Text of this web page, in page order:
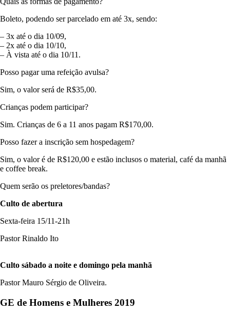
Boleto, podendo ser parcelado em até 3x, sendo:
– 3x até o dia 10/09,
– 2x até o dia 10/10,
– À vista até o dia 10/11.
Posso pagar uma refeição avulsa?
Sim, o valor será de R$35,00.
Crianças podem participar?
Sim. Crianças de 6 a 11 anos pagam R$170,00.
Posso fazer a inscrição sem hospedagem?
Sim, o valor é de R$120,00 e estão inclusos o material, café da manhã
e coffee break.
Quem serão os preletores/bandas?
Culto de abertura
Sexta-feira 15/11-21h
Pastor Rinaldo Ito
Culto sábado a noite e domingo pela manhã
Pastor Mauro Sérgio de Oliveira.
GE de Homens e Mulheres 2019